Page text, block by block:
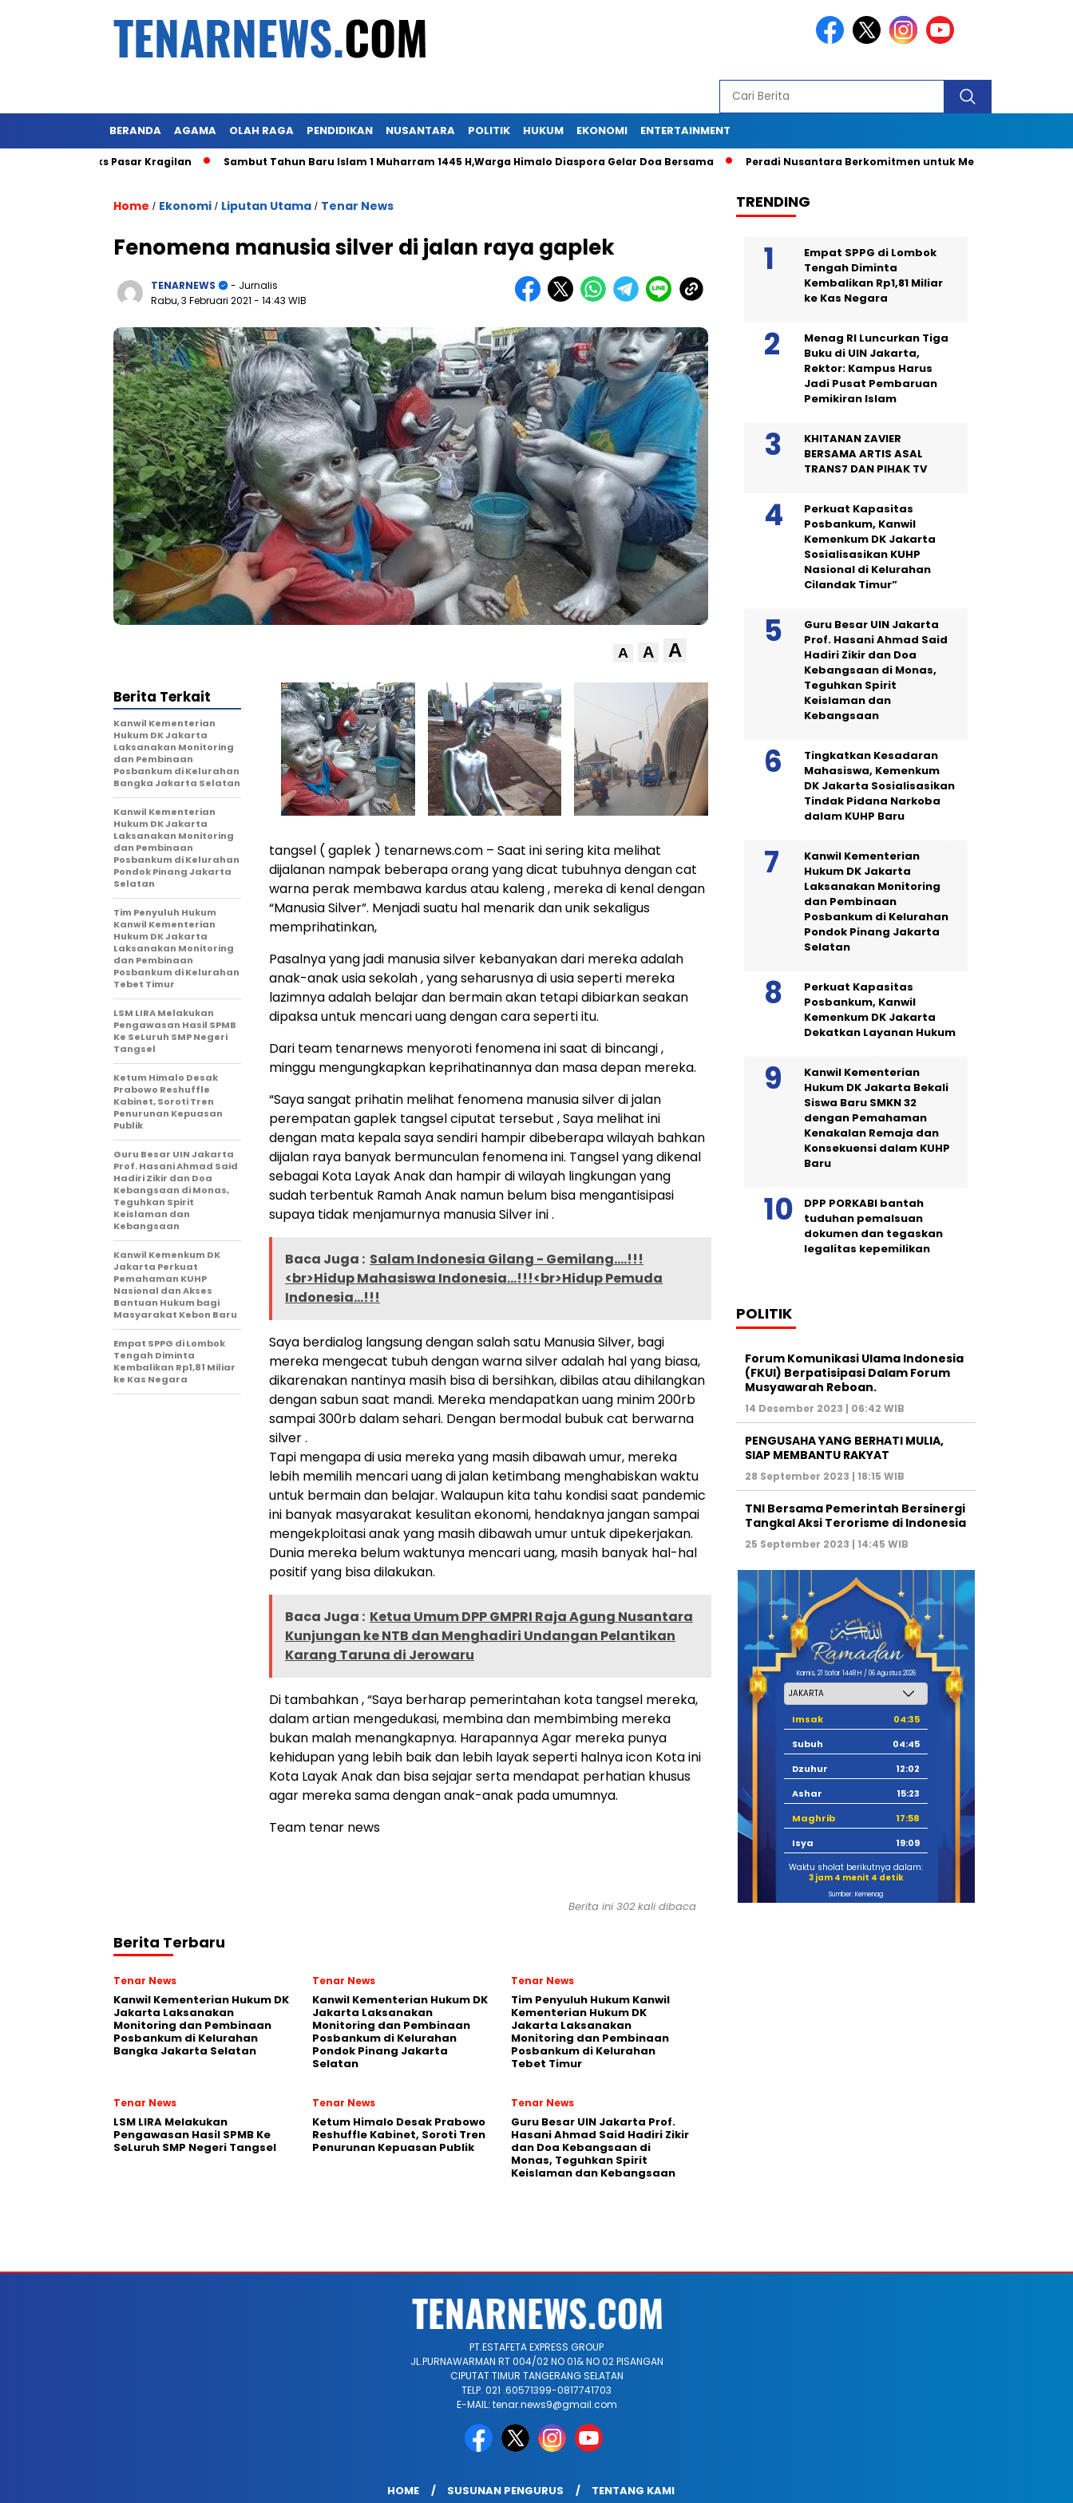
BERANDA AGAMA OLAH RAGA PENDIDIKAN NUSANTARA POLITIK HUKUM EKONOMI ENTERTAINMENT
Lahan Eks Pasar Kragilan Sambut Tahun Baru Islam 1 Muharram 1445 H,Warga Himalo Diaspora Gelar Doa Bersama Peradi Nusantara Berkomitmen untuk Menjadi Advokat Spesialis
Home / Ekonomi / Liputan Utama / Tenar News
Fenomena manusia silver di jalan raya gaplek
TENARNEWS
- Jurnalis
Rabu, 3 Februari 2021 - 14:43 WIB
A A A
tangsel ( gaplek ) tenarnews.com – Saat ini sering kita melihat
dijalanan nampak beberapa orang yang dicat tubuhnya dengan cat
warna perak membawa kardus atau kaleng , mereka di kenal dengan
“Manusia Silver”. Menjadi suatu hal menarik dan unik sekaligus
memprihatinkan,
Pasalnya yang jadi manusia silver kebanyakan dari mereka adalah
anak-anak usia sekolah , yang seharusnya di usia seperti mereka
lazimnya adalah belajar dan bermain akan tetapi dibiarkan seakan
dipaksa untuk mencari uang dengan cara seperti itu.
Dari team tenarnews menyoroti fenomena ini saat di bincangi ,
minggu mengungkapkan keprihatinannya dan masa depan mereka.
“Saya sangat prihatin melihat fenomena manusia silver di jalan
perempatan gaplek tangsel ciputat tersebut , Saya melihat ini
dengan mata kepala saya sendiri hampir dibeberapa wilayah bahkan
dijalan raya banyak bermunculan fenomena ini. Tangsel yang dikenal
sebagai Kota Layak Anak dan hampir di wilayah lingkungan yang
sudah terbentuk Ramah Anak namun belum bisa mengantisipasi
supaya tidak menjamurnya manusia Silver ini .
Baca Juga : Salam Indonesia Gilang - Gemilang….!!!
<br>Hidup Mahasiswa Indonesia…!!!<br>Hidup Pemuda
Indonesia…!!!
Saya berdialog langsung dengan salah satu Manusia Silver, bagi
mereka mengecat tubuh dengan warna silver adalah hal yang biasa,
dikarenakan nantinya masih bisa di bersihkan, dibilas atau dihilangkan
dengan sabun saat mandi. Mereka mendapatkan uang minim 200rb
sampai 300rb dalam sehari. Dengan bermodal bubuk cat berwarna
silver .
Tapi mengapa di usia mereka yang masih dibawah umur, mereka
lebih memilih mencari uang di jalan ketimbang menghabiskan waktu
untuk bermain dan belajar. Walaupun kita tahu kondisi saat pandemic
ini banyak masyarakat kesulitan ekonomi, hendaknya jangan sampai
mengekploitasi anak yang masih dibawah umur untuk dipekerjakan.
Dunia mereka belum waktunya mencari uang, masih banyak hal-hal
positif yang bisa dilakukan.
Baca Juga : Ketua Umum DPP GMPRI Raja Agung Nusantara
Kunjungan ke NTB dan Menghadiri Undangan Pelantikan
Karang Taruna di Jerowaru
Di tambahkan , “Saya berharap pemerintahan kota tangsel mereka,
dalam artian mengedukasi, membina dan membimbing mereka
bukan malah menangkapnya. Harapannya Agar mereka punya
kehidupan yang lebih baik dan lebih layak seperti halnya icon Kota ini
Kota Layak Anak dan bisa sejajar serta mendapat perhatian khusus
agar mereka sama dengan anak-anak pada umumnya.
Team tenar news
Berita Terkait
Kanwil Kementerian
Hukum DK Jakarta
Laksanakan Monitoring
dan Pembinaan
Posbankum di Kelurahan
Bangka Jakarta Selatan
Kanwil Kementerian
Hukum DK Jakarta
Laksanakan Monitoring
dan Pembinaan
Posbankum di Kelurahan
Pondok Pinang Jakarta
Selatan
Tim Penyuluh Hukum
Kanwil Kementerian
Hukum DK Jakarta
Laksanakan Monitoring
dan Pembinaan
Posbankum di Kelurahan
Tebet Timur
LSM LIRA Melakukan
Pengawasan Hasil SPMB
Ke SeLuruh SMP Negeri
Tangsel
Ketum Himalo Desak
Prabowo Reshuffle
Kabinet, Soroti Tren
Penurunan Kepuasan
Publik
Guru Besar UIN Jakarta
Prof. Hasani Ahmad Said
Hadiri Zikir dan Doa
Kebangsaan di Monas,
Teguhkan Spirit
Keislaman dan
Kebangsaan
Kanwil Kemenkum DK
Jakarta Perkuat
Pemahaman KUHP
Nasional dan Akses
Bantuan Hukum bagi
Masyarakat Kebon Baru
Empat SPPG di Lombok
Tengah Diminta
Kembalikan Rp1,81 Miliar
ke Kas Negara
Berita ini 302 kali dibaca
Berita Terbaru
Tenar News
Kanwil Kementerian Hukum DK
Jakarta Laksanakan
Monitoring dan Pembinaan
Posbankum di Kelurahan
Bangka Jakarta Selatan
Tenar News
Kanwil Kementerian Hukum DK
Jakarta Laksanakan
Monitoring dan Pembinaan
Posbankum di Kelurahan
Pondok Pinang Jakarta
Selatan
Tenar News
Tim Penyuluh Hukum Kanwil
Kementerian Hukum DK
Jakarta Laksanakan
Monitoring dan Pembinaan
Posbankum di Kelurahan
Tebet Timur
Tenar News
LSM LIRA Melakukan
Pengawasan Hasil SPMB Ke
SeLuruh SMP Negeri Tangsel
Tenar News
Ketum Himalo Desak Prabowo
Reshuffle Kabinet, Soroti Tren
Penurunan Kepuasan Publik
Tenar News
Guru Besar UIN Jakarta Prof.
Hasani Ahmad Said Hadiri Zikir
dan Doa Kebangsaan di
Monas, Teguhkan Spirit
Keislaman dan Kebangsaan
TRENDING
Empat SPPG di Lombok
Tengah Diminta
Kembalikan Rp1,81 Miliar
ke Kas Negara
Menag RI Luncurkan Tiga
Buku di UIN Jakarta,
Rektor: Kampus Harus
Jadi Pusat Pembaruan
Pemikiran Islam
KHITANAN ZAVIER
BERSAMA ARTIS ASAL
TRANS7 DAN PIHAK TV
Perkuat Kapasitas
Posbankum, Kanwil
Kemenkum DK Jakarta
Sosialisasikan KUHP
Nasional di Kelurahan
Cilandak Timur”
Guru Besar UIN Jakarta
Prof. Hasani Ahmad Said
Hadiri Zikir dan Doa
Kebangsaan di Monas,
Teguhkan Spirit
Keislaman dan
Kebangsaan
Tingkatkan Kesadaran
Mahasiswa, Kemenkum
DK Jakarta Sosialisasikan
Tindak Pidana Narkoba
dalam KUHP Baru
Kanwil Kementerian
Hukum DK Jakarta
Laksanakan Monitoring
dan Pembinaan
Posbankum di Kelurahan
Pondok Pinang Jakarta
Selatan
Perkuat Kapasitas
Posbankum, Kanwil
Kemenkum DK Jakarta
Dekatkan Layanan Hukum
Kanwil Kementerian
Hukum DK Jakarta Bekali
Siswa Baru SMKN 32
dengan Pemahaman
Kenakalan Remaja dan
Konsekuensi dalam KUHP
Baru
DPP PORKABI bantah
tuduhan pemalsuan
dokumen dan tegaskan
legalitas kepemilikan
POLITIK
Forum Komunikasi Ulama Indonesia
(FKUI) Berpatisipasi Dalam Forum
Musyawarah Reboan.
14 Desember 2023 | 06:42 WIB
PENGUSAHA YANG BERHATI MULIA,
SIAP MEMBANTU RAKYAT
28 September 2023 | 18:15 WIB
TNI Bersama Pemerintah Bersinergi
Tangkal Aksi Terorisme di Indonesia
25 September 2023 | 14:45 WIB
Kamis, 21 Safar 1448 H / 06 Agustus 2026
Imsak
04:35
Subuh
04:45
Dzuhur
12:02
Ashar
15:23
Maghrib
17:58
Isya
19:09
Waktu sholat berikutnya dalam:
3 jam 4 menit 3 detik
Sumber: Kemenag
PT.ESTAFETA EXPRESS GROUP
JL.PURNAWARMAN RT 004/02 NO 01& NO 02 PISANGAN
CIPUTAT TIMUR TANGERANG SELATAN
TELP. 021 .60571399-0817741703
E-MAIL: tenar.news9@gmail.com
HOME SUSUNAN PENGURUS TENTANG KAMI